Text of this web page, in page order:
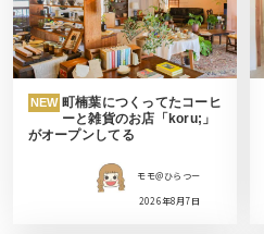
NEW 町楠葉につくってたコーヒ
ーと雑貨のお店「koru;」
がオープンしてる
モモ＠ひらつー
2026年8月7日